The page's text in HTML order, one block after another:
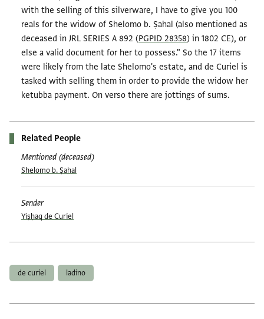
with the selling of this silverware, I have to give you 100
reals for the widow of Shelomo b. Ṣahal (also mentioned as
deceased in JRL SERIES A 892 (PGPID 28358) in 1802 CE), or
else a valid document for her to possess." So the 17 items
were likely from the late Shelomo's estate, and de Curiel is
tasked with selling them in order to provide the widow her
ketubba payment. On verso there are jottings of sums.
Related People
Mentioned (deceased)
Shelomo b. Ṣahal
Sender
Yiṣḥaq de Curiel
de curiel ladino